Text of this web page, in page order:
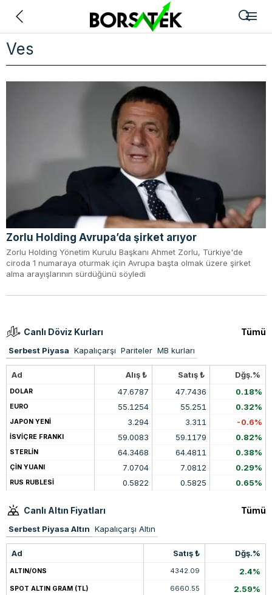
Ves
Zorlu Holding Avrupa’da şirket arıyor
Zorlu Holding Yönetim Kurulu Başkanı Ahmet Zorlu, Türkiye'de
ciroda 1 numaraya oturmak için Avrupa başta olmak üzere şirket
alma arayışlarının sürdüğünü söyledi
Canlı Döviz Kurları Tümü
Serbest Piyasa Kapalıçarşı Pariteler MB kurları
Ad Alış ₺ Satış ₺ Dğş.%
DOLAR 47.6787 47.7436 0.18%
EURO 55.1254 55.251 0.32%
JAPON YENİ 3.294 3.311 -0.6%
İSVİÇRE FRANKI 59.0083 59.1179 0.82%
STERLİN 64.3468 64.4811 0.38%
ÇİN YUANI 7.0704 7.0812 0.29%
RUS RUBLESİ 0.5822 0.5825 0.65%
Canlı Altın Fiyatları Tümü
Serbest Piyasa Altın Kapalıçarşı Altın
Ad Satış ₺ Dğş.%
ALTIN/ONS 4342.09 2.4%
SPOT ALTIN GRAM (TL) 6660.55 2.59%